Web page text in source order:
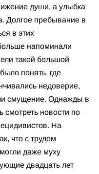
души, а улыбка
Долгое пребывание в
в этих
напоминали
такой большой
понять, где
недоверие,
смущение. Однажды в
смотреть новости по
На
что с трудом
даже муху
двадцать лет